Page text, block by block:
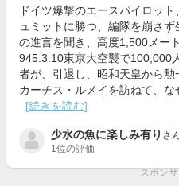
ドイツ爆撃のエースパイロッ
ュミットに勝つ、編隊を崩さ
の進言を聞き、高度1,500メー
945.3.10東京大空襲で100,000
者が、引退し、昭和天皇から勲
カーチス・ルメイを訪ねて、
[続きを読む]
少水の魚に楽しみ有り さ
1位の評価
スポン